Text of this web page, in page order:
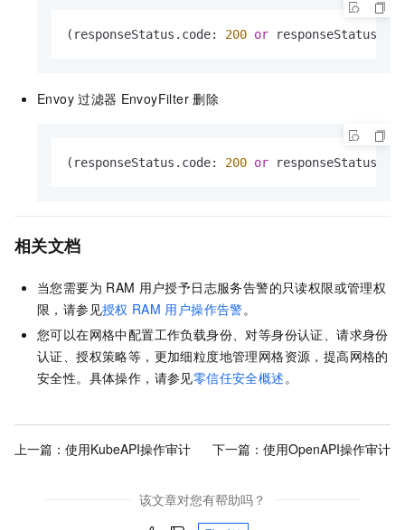
(responseStatus.code: 200 or
Envoy 过滤器 EnvoyFilter 删除
(responseStatus.code: 200 or
相关文档
当您需要为 RAM 用户授予日志服务告警的只读权限或管理权
限，请参见授权 RAM 用户操作告警。
您可以在网格中配置工作负载身份、对等身份认证、请求身份
认证、授权策略等，更加细粒度地管理网格资源，提高网格的
安全性。具体操作，请参见零信任安全概述。
上一篇： 使用KubeAPI操作审计 下一篇： 使用OpenAPI操作审计
该文章对您有帮助吗？